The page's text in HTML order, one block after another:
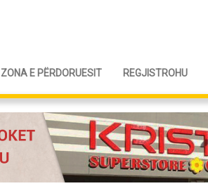
ZONA E PËRDORUESIT REGJISTROHU